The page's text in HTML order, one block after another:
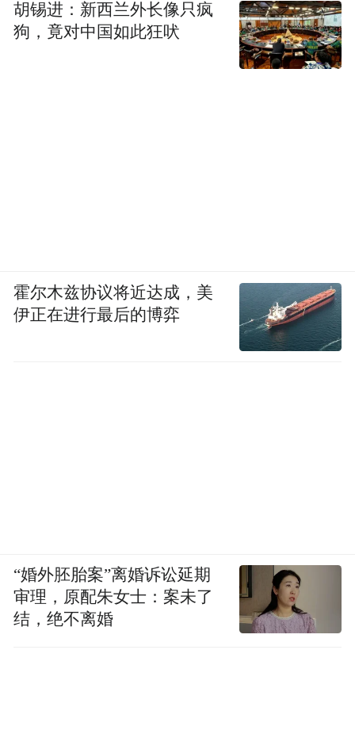
pictures and audios if any) is uploaded and posted
by the user of Dafeng Hao, which is a social media
platform and merely provides information storage
胡锡进：新西兰外长像只疯
狗，竟对中国如此狂吠
霍尔木兹协议将近达成，美
伊正在进行最后的博弈
“婚外胚胎案”离婚诉讼延期
审理，原配朱女士：案未了
结，绝不离婚